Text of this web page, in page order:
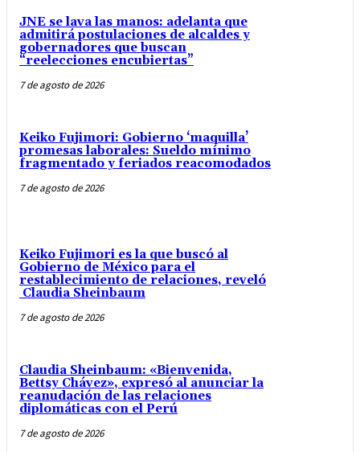
JNE se lava las manos: adelanta que
admitirá postulaciones de alcaldes y
gobernadores que buscan
“reelecciones encubiertas”
7 de agosto de 2026
Keiko Fujimori: Gobierno ‘maquilla’
promesas laborales: Sueldo mínimo
fragmentado y feriados reacomodados
7 de agosto de 2026
Keiko Fujimori es la que buscó al
Gobierno de México para el
restablecimiento de relaciones, reveló
Claudia Sheinbaum
7 de agosto de 2026
Claudia Sheinbaum: «Bienvenida,
Bettsy Chávez», expresó al anunciar la
reanudación de las relaciones
diplomáticas con el Perú
7 de agosto de 2026